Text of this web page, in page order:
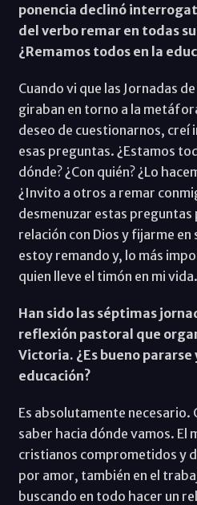
ponencia declinó
del verbo remar en todas
¿Remamos todos en la
Cuando vi que las Jornadas
giraban en torno a la
deseo de cuestionarnos,
esas preguntas. ¿Estamos
dónde? ¿Con quién? ¿Lo
¿Invito a otros a remar
desmenuzar estas preguntas
relación con Dios y fijarme
estoy remando y, lo más
quien lleve el timón en mi vida.
Han sido las séptimas
reflexión pastoral que
Victoria. ¿Es bueno pararse
educación?
Es absolutamente necesario.
saber hacia dónde vamos. El
cristianos comprometidos y
por amor, también en el
buscando en todo hacer un